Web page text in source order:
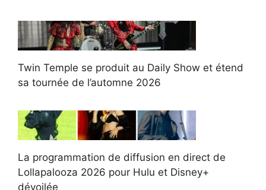
Twin Temple se produit au Daily Show et étend
sa tournée de l’automne 2026
La programmation de diffusion en direct de
Lollapalooza 2026 pour Hulu et Disney+
dévoilée